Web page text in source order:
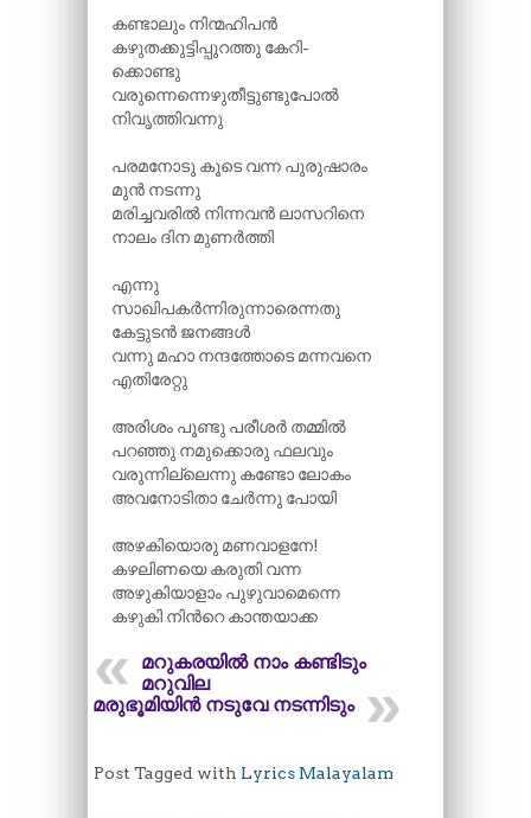
കണ്ടാലും നിന്മഹിപൻ
കഴുതക്കുട്ടിപ്പുറത്തു കേറി-
ക്കൊണ്ടു
വരുന്നെന്നെഴുതീട്ടുണ്ടുപോൽ
നിവൃത്തിവന്നു
പരമനോടു കൂടെ വന്ന പുരുഷാരം
മുൻ നടന്നു
മരിച്ചവരിൽ നിന്നവൻ ലാസറിനെ
നാലം ദിന മുണർത്തി
എന്നു
സാഖിപകർന്നിരുന്നാരെന്നതു
കേട്ടുടൻ ജനങ്ങൾ
വന്നു മഹാ നന്ദത്തോടെ മന്നവനെ
എതിരേറ്റു
അരിശം പൂണ്ടു പരീശർ തമ്മിൽ
പറഞ്ഞു നമുക്കൊരു ഫലവും
വരുന്നില്ലെന്നു കണ്ടോ ലോകം
അവനോടിതാ ചേർന്നു പോയി
അഴകിയൊരു മണവാളനേ!
കഴലിണയെ കരുതി വന്ന
അഴുകിയാളാം പുഴുവാമെന്നെ
കഴുകി നിന്‍റെ കാന്തയാക്ക
മറുകരയിൽ നാം കണ്ടിടും
മറുവില
മരുഭൂമിയിൻ നടുവേ നടന്നിടും
Post Tagged with Lyrics Malayalam